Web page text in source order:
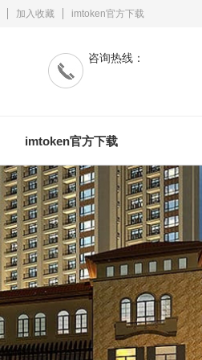
加入收藏 imtoken官方下载
咨询热线：
imtoken官方下载